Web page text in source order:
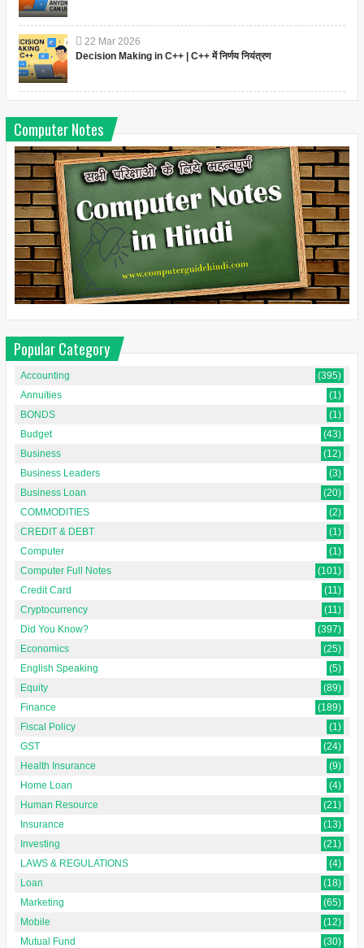
22 Mar 2026
Decision Making in C++ | C++ में निर्णय नियंत्रण
Computer Notes
Popular Category
Accounting
(395)
Annuities
(1)
BONDS
(1)
Budget
(43)
Business
(12)
Business Leaders
(3)
Business Loan
(20)
COMMODITIES
(2)
CREDIT & DEBT
(1)
Computer
(1)
Computer Full Notes
(101)
Credit Card
(11)
Cryptocurrency
(11)
Did You Know?
(397)
Economics
(25)
English Speaking
(5)
Equity
(89)
Finance
(189)
Fiscal Policy
(1)
GST
(24)
Health Insurance
(9)
Home Loan
(4)
Human Resource
(21)
Insurance
(13)
Investing
(21)
LAWS & REGULATIONS
(4)
Loan
(18)
Marketing
(65)
Mobile
(12)
Mutual Fund
(30)